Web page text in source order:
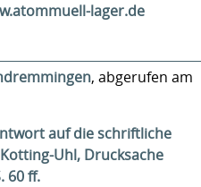
lager.de
, abgerufen am
auf die schriftliche
Uhl, Drucksache
60 ff.